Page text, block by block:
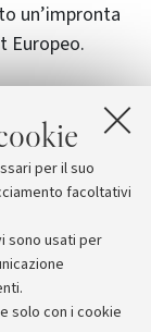
per il suo
facoltativi
sono usati per
solo con i cookie
un’impronta
Europeo.